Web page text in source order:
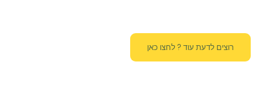
רוצים לדעת עוד ? לחצו כאן